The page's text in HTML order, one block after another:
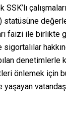
statüsüne
faizi ile birlikte
önlemek için